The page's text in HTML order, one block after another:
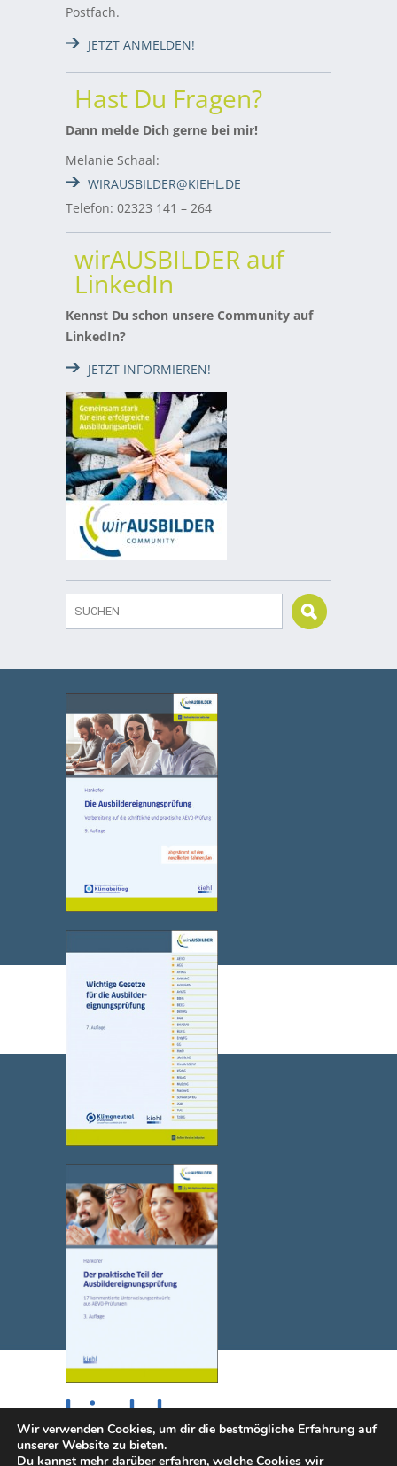
Postfach.
JETZT ANMELDEN!
Hast Du Fragen?
Dann melde Dich gerne bei mir!
Melanie Schaal:
WIRAUSBILDER@KIEHL.DE
Telefon: 02323 141 – 264
wirAUSBILDER auf
LinkedIn
Kennst Du schon unsere Community auf
LinkedIn?
JETZT INFORMIEREN!
© 2025 NWB Verlag. Kiehl ist eine Marke des NWB Verlags.
Wir verwenden Cookies, um dir die bestmögliche Erfahrung auf
unserer Website zu bieten.
Du kannst mehr darüber erfahren, welche Cookies wir